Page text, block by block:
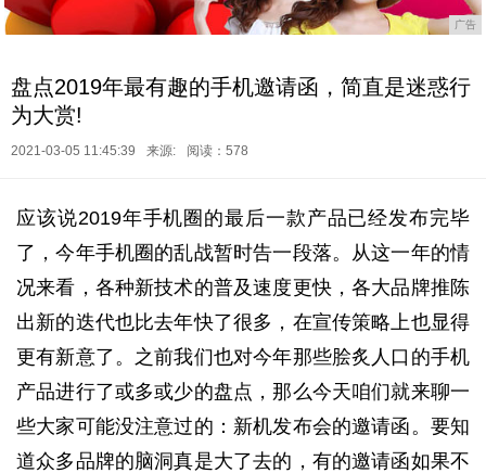
广告
盘点2019年最有趣的手机邀请函，简直是迷惑行
为大赏!
2021-03-05 11:45:39 来源: 阅读：578
应该说2019年手机圈的最后一款产品已经发布完毕
了，今年手机圈的乱战暂时告一段落。从这一年的情
况来看，各种新技术的普及速度更快，各大品牌推陈
出新的迭代也比去年快了很多，在宣传策略上也显得
更有新意了。之前我们也对今年那些脍炙人口的手机
产品进行了或多或少的盘点，那么今天咱们就来聊一
些大家可能没注意过的：新机发布会的邀请函。要知
道众多品牌的脑洞真是大了去的，有的邀请函如果不